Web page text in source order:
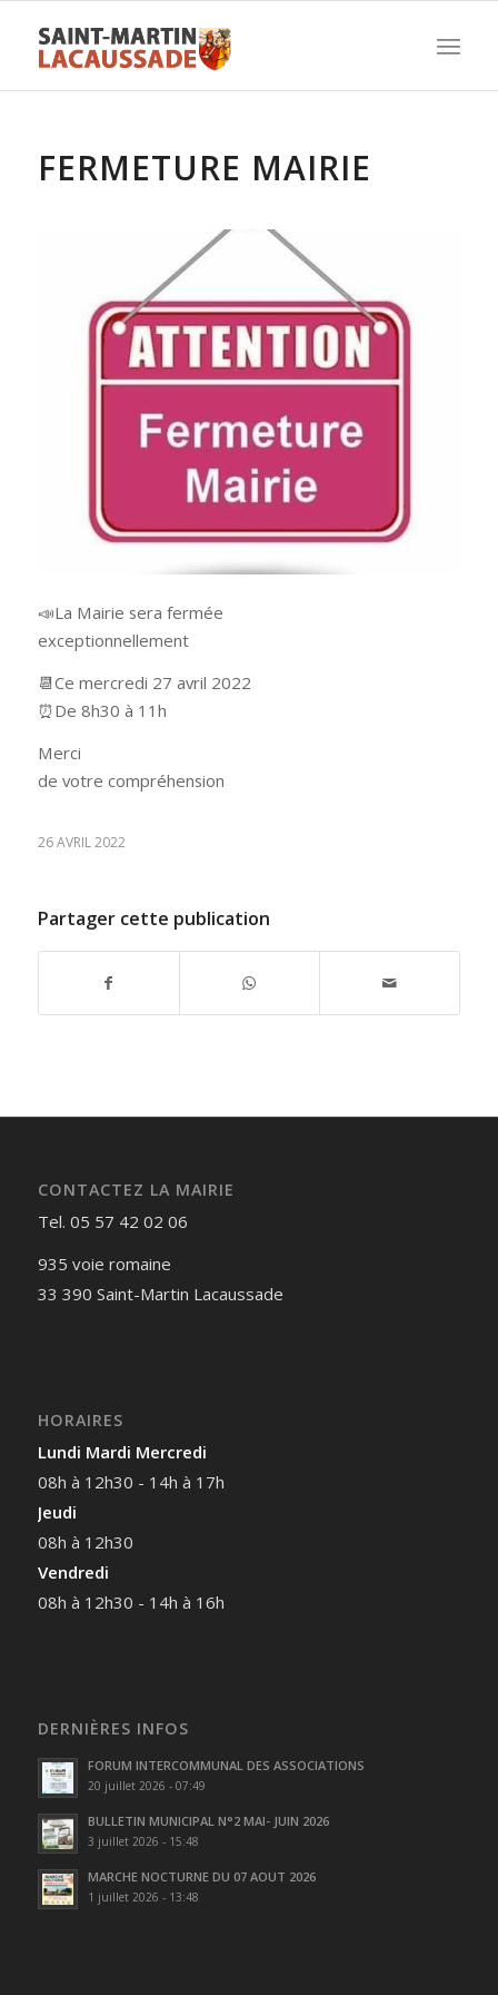
FERMETURE MAIRIE
📣La Mairie sera fermée
exceptionnellement
📆Ce mercredi 27 avril 2022
⏰De 8h30 à 11h
Merci
de votre compréhension
26 AVRIL 2022
Partager cette publication
CONTACTEZ LA MAIRIE
Tel. 05 57 42 02 06
935 voie romaine
33 390 Saint-Martin Lacaussade
HORAIRES
Lundi Mardi Mercredi
08h à 12h30 - 14h à 17h
Jeudi
08h à 12h30
Vendredi
08h à 12h30 - 14h à 16h
DERNIÈRES INFOS
FORUM INTERCOMMUNAL DES ASSOCIATIONS
20 juillet 2026 - 07:49
BULLETIN MUNICIPAL N°2 MAI- JUIN 2026
3 juillet 2026 - 15:48
MARCHE NOCTURNE DU 07 AOUT 2026
1 juillet 2026 - 13:48